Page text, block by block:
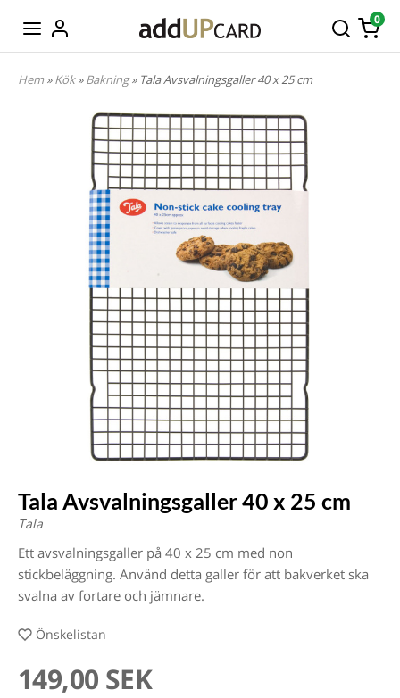
0
Hem»Kök»Bakning» Tala Avsvalningsgaller 40 x 25 cm
Tala Avsvalningsgaller 40 x 25 cm
Tala
Ett avsvalningsgaller på 40 x 25 cm med non
stickbeläggning. Använd detta galler för att bakverket ska
svalna av fortare och jämnare.
Önskelistan
149,00 SEK